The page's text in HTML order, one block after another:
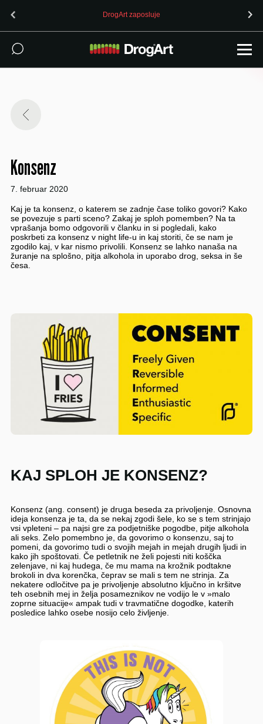
DrogArt zaposluje
Konsenz
7. februar 2020
Kaj je ta konsenz, o katerem se zadnje čase toliko govori? Kako
se povezuje s parti sceno? Zakaj je sploh pomemben? Na ta
vprašanja bomo odgovorili v članku in si pogledali, kako
poskrbeti za konsenz v night life-u in kaj storiti, če se nam je
zgodilo kaj, v kar nismo privolili. Konsenz se lahko nanaša na
žuranje na splošno, pitja alkohola in uporabo drog, seksa in še
česa.
KAJ SPLOH JE KONSENZ?
Konsenz (ang. consent) je druga beseda za privoljenje. Osnovna
ideja konsenza je ta, da se nekaj zgodi šele, ko se s tem strinjajo
vsi vpleteni – pa najsi gre za podjetniške pogodbe, pitje alkohola
ali seks. Zelo pomembno je, da govorimo o konsenzu, saj to
pomeni, da govorimo tudi o svojih mejah in mejah drugih ljudi in
kako jih spoštovati. Če petletnik ne želi pojesti niti koščka
zelenjave, ni kaj hudega, če mu mama na krožnik podtakne
brokoli in dva korenčka, čeprav se mali s tem ne strinja. Za
nekatere odločitve pa je privoljenje absolutno ključno in kršitve
teh osebnih mej in želja posameznikov ne vodijo le v »malo
zoprne situacije« ampak tudi v travmatične dogodke, katerih
posledice lahko osebe nosijo celo življenje.